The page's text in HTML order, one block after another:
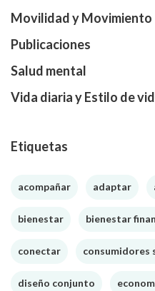
Movilidad y Movimiento
Publicaciones
Salud mental
Vida diaria y Estilo de
Etiquetas
acompañar adaptar
bienestar bienestar
conectar consumidores
diseño conjunto